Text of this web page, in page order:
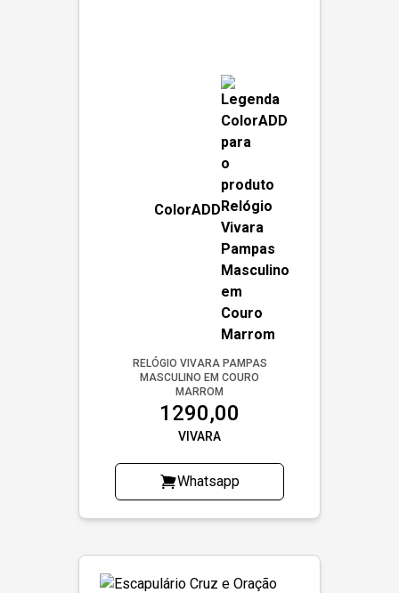
ColorADD
RELÓGIO VIVARA PAMPAS
MASCULINO EM COURO
MARROM
1290,00
VIVARA
Whatsapp